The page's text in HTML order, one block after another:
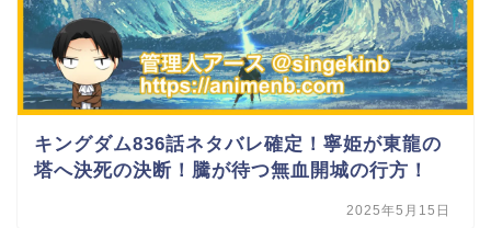
キングダム836話ネタバレ確定！寧姫が東龍の
塔へ決死の決断！騰が待つ無血開城の行方！
2025年5月15日